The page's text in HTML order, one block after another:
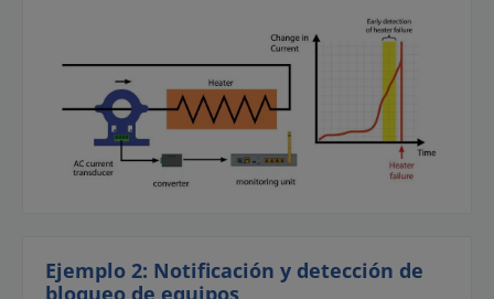
Ejemplo 2: Notificación y detección de
bloqueo de equipos